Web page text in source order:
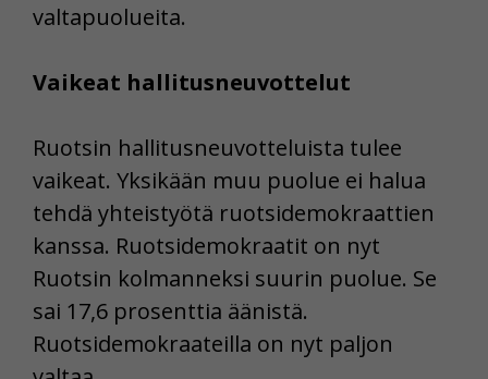
valtapuolueita.
Vaikeat hallitusneuvottelut
Ruotsin hallitusneuvotteluista tulee
vaikeat. Yksikään muu puolue ei halua
tehdä yhteistyötä ruotsidemokraattien
kanssa. Ruotsidemokraatit on nyt
Ruotsin kolmanneksi suurin puolue. Se
sai 17,6 prosenttia äänistä.
Ruotsidemokraateilla on nyt paljon